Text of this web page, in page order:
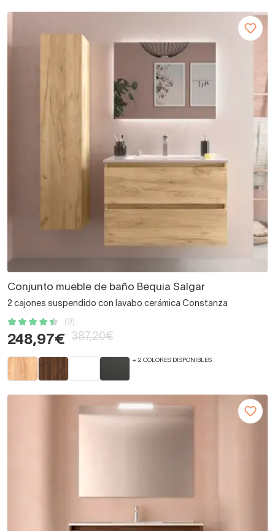
Conjunto mueble de baño Bequia Salgar
2 cajones suspendido con lavabo cerámica Constanza
(9)
248,97€ 387,20€
+ 2 COLORES DISPONIBLES